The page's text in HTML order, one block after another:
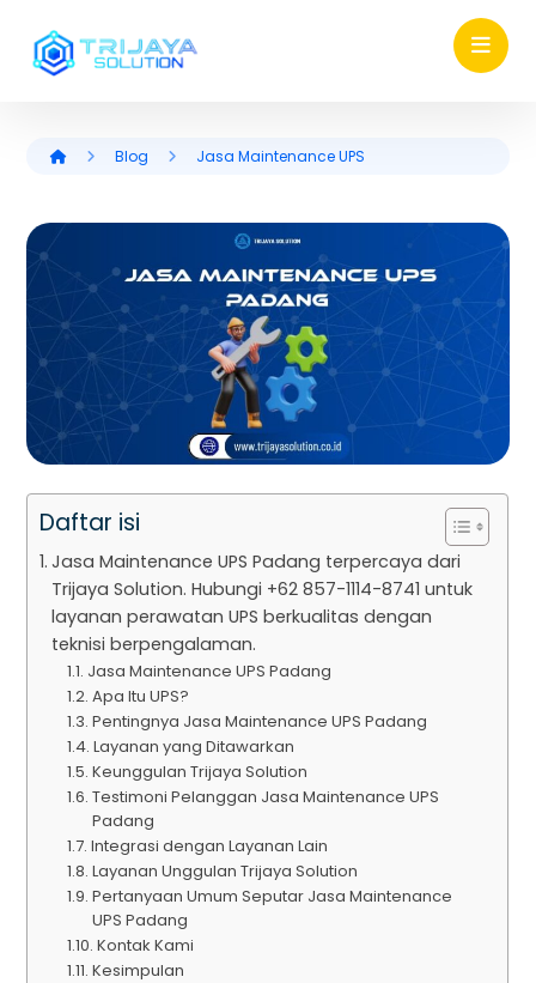
Blog Jasa Maintenance UPS
Daftar isi
Jasa Maintenance UPS Padang terpercaya dari
Trijaya Solution. Hubungi +62 857-1114-8741 untuk
layanan perawatan UPS berkualitas dengan
teknisi berpengalaman.
Jasa Maintenance UPS Padang
Apa Itu UPS?
Pentingnya Jasa Maintenance UPS Padang
Layanan yang Ditawarkan
Keunggulan Trijaya Solution
Testimoni Pelanggan Jasa Maintenance UPS
Padang
Integrasi dengan Layanan Lain
Layanan Unggulan Trijaya Solution
Pertanyaan Umum Seputar Jasa Maintenance
UPS Padang
Kontak Kami
Kesimpulan